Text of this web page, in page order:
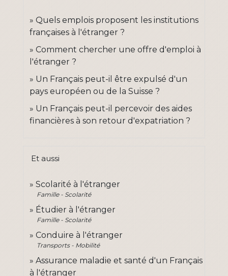
Quels emplois proposent les institutions
françaises à l'étranger ?
Comment chercher une offre d'emploi à
l'étranger ?
Un Français peut-il être expulsé d'un
pays européen ou de la Suisse ?
Un Français peut-il percevoir des aides
financières à son retour d'expatriation ?
Et aussi
Scolarité à l'étranger
Famille - Scolarité
Étudier à l'étranger
Famille - Scolarité
Conduire à l'étranger
Transports - Mobilité
Assurance maladie et santé d'un Français
à l'étranger